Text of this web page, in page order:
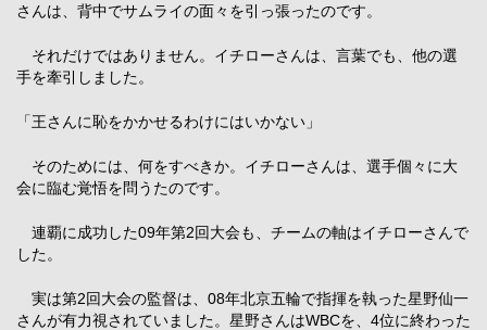
さんは、背中でサムライの面々を引っ張ったのです。
それだけではありません。イチローさんは、言葉でも、他の選
手を牽引しました。
「王さんに恥をかかせるわけにはいかない」
そのためには、何をすべきか。イチローさんは、選手個々に大
会に臨む覚悟を問うたのです。
連覇に成功した09年第2回大会も、チームの軸はイチローさんで
した。
実は第2回大会の監督は、08年北京五輪で指揮を執った星野仙一
さんが有力視されていました。星野さんはWBCを、4位に終わった